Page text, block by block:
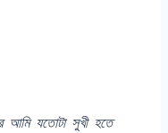
আমি যতোটা সুখী হতে